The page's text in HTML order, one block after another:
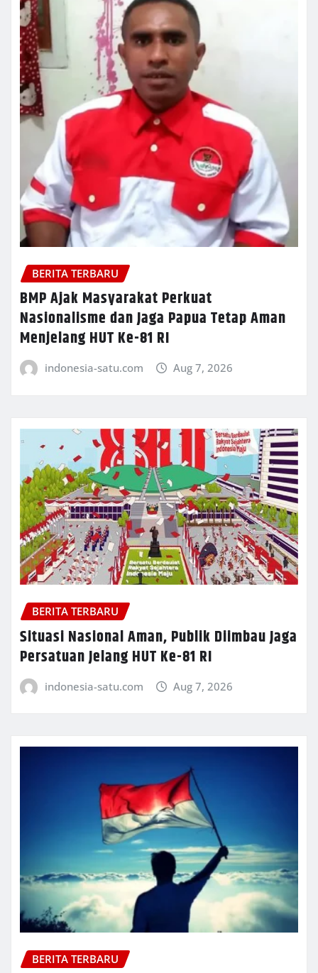
BERITA TERBARU
BMP Ajak Masyarakat Perkuat
Nasionalisme dan Jaga Papua Tetap Aman
Menjelang HUT Ke-81 RI
indonesia-satu.com Aug 7, 2026
BERITA TERBARU
Situasi Nasional Aman, Publik Diimbau Jaga
Persatuan Jelang HUT Ke-81 RI
indonesia-satu.com Aug 7, 2026
BERITA TERBARU